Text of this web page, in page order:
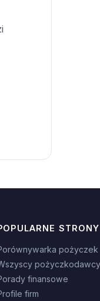
STRONY
pożyczek
pożyczkodawcy
finansowe
firm